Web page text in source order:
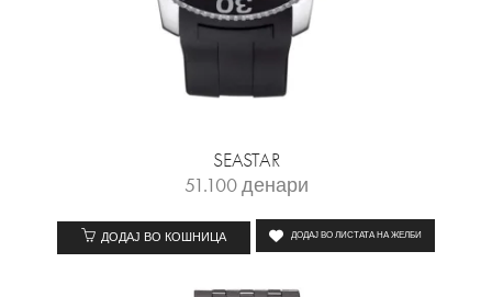
SEASTAR
51.100денари
ДОДАЈ ВО КОШНИЦА ДОДАЈ ВО ЛИСТАТА НА ЖЕЛБИ